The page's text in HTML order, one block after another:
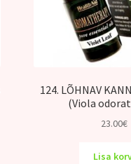
124. LÕHNAV
(Viola
23.00€
Lisa